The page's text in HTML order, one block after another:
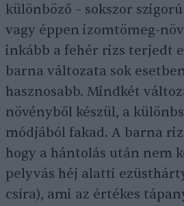
különböző – sokszor
vagy éppen izomtömeg-
inkább a fehér rizs terjedt
barna változata sok
hasznosabb. Mindkét
növényből készül, a
módjából fakad. A barna
hogy a hántolás után nem
pelyvás héj alatti
csíra), ami az értékes